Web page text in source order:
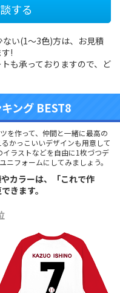
する
い(1〜3色)方は、お見積
!
も承っておりますので、ど
ング BEST8
を作って、仲間と一緒に最高の
かっこいいデザインも用意して
ラストなどを自由に1枚づつデ
フォームにしてみましょう。
カラーは、「これで作
きます。